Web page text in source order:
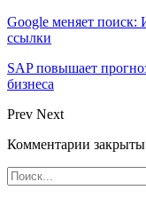
Google меняет поиск:
ссылки
SAP повышает
бизнеса
Prev Next
Комментарии